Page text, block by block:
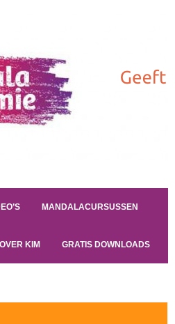
MANDALACURSUSSEN
OVER KIM GRATIS DOWNLOADS